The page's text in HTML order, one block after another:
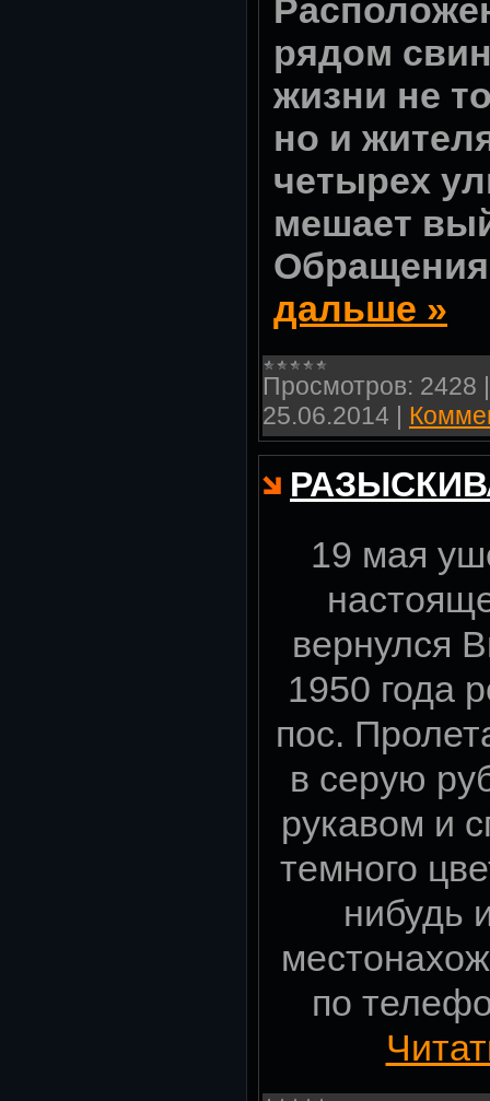
рядом
жизни не
но и
четырех
мешает
дальше »
Просмотров: 2428
25.06.2014 |
19 мая
вернулся
1950 года
пос.
в серую
рукавом и
темного
нибудь
по